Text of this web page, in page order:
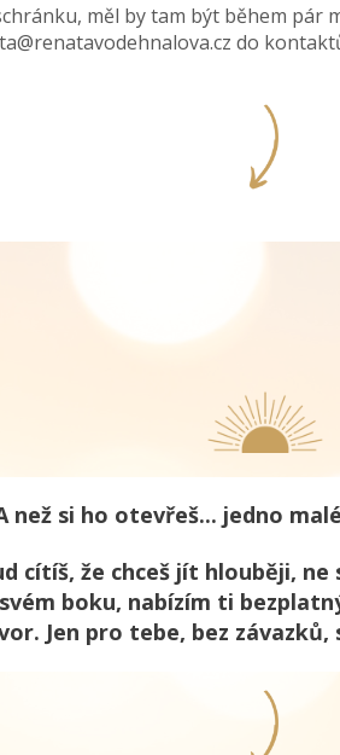
měl by tam být během pár
do
než si ho otevřeš... jedno
cítíš, že chceš jít hlouběji,
boku, nabízím ti
Jen pro tebe, bez